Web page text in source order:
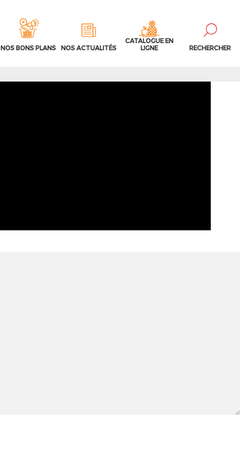
NOS BONS PLANS NOS ACTUALITÉS
CATALOGUE EN
LIGNE
RECHERCHER